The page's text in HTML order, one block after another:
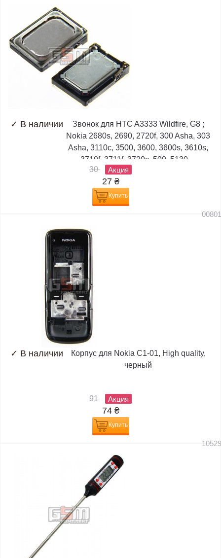
✓ В наличии
Звонок для HTC A3333 Wildfire, G8 ;
Nokia 2680s, 2690, 2720f, 300 Asha, 303
Asha, 3110c, 3500, 3600, 3600s, 3610s,
3710f, 3711f, 3720c, 500, 5130,...
30
Акция
27 ₴
Купить
✓ В наличии
Корпус для Nokia C1-01, High quality,
черный
91 Акция
74 ₴
Купить